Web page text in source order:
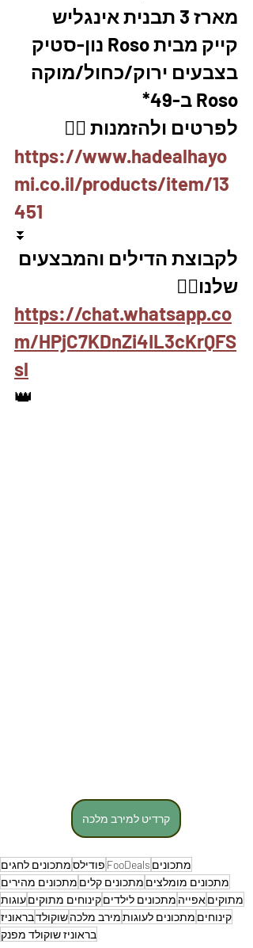
מארז 3 תבנית אינגליש
קייק מבית Roso נון-סטיק
בצבעים ירוק/כחול/מוקה
Roso ב-49*
לפרטים ולהזמנות 👇🏼
https://www.hadealhayo
mi.co.il/products/item/13
451
⏬
לקבוצת הדילים והמבצעים
שלנו👇🏽
https://chat.whatsapp.co
m/HPjC7KDnZi4IL3cKrQFS
sl
👑
קרדיט למירב מלכה
מתכונים FooDeals פודילסמתכונים לחגים
מתכונים מומלצים מתכונים קלים מתכונים מהירים
מתוקיםאפייה מתכונים לילדיםקינוחים מתוקיםעוגות
קינוחים מתכונים לעוגותמירב מלכהשוקולדבראוניז
בראוניז שוקולד מפנק